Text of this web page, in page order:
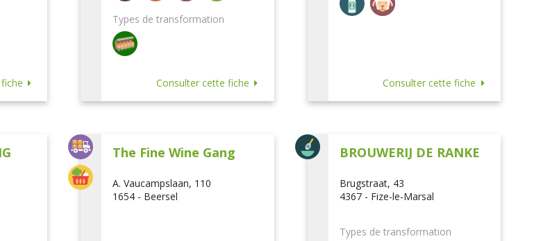
Types de transformation
Consulter cette fiche Consulter cette fiche
The Fine Wine Gang
A. Vaucampslaan, 110
1654 - Beersel
BROUWERIJ DE RANKE
Brugstraat, 43
4367 - Fize-le-Marsal
Types de transformation